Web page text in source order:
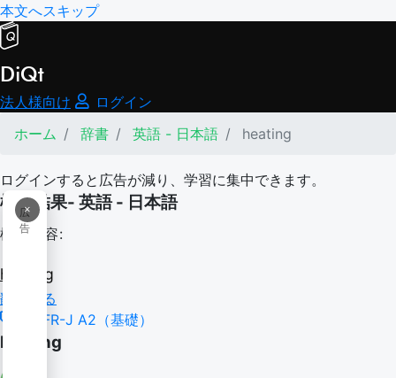
本文へスキップ
DiQt
法人様向け
ログイン
ホーム
辞書 英語 - 日本語 heating
ログインすると広告が減り、学習に集中できます。
×
広
告
検索結果- 英語 - 日本語
検索内容:
heating
翻訳する
CEFR-J A2（基礎）
heating